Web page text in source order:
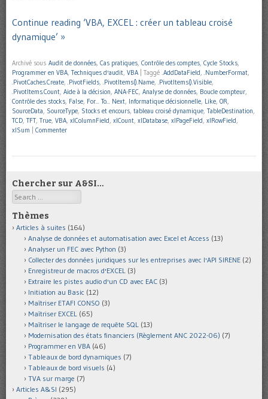
Continue reading ‘VBA, EXCEL : créer un tableau croisé
dynamique’ »
Archivé sous Audit de données Cas pratiques Contrôle des comptes Cycle Stocks
Programmer en VBA Techniques d'audit VBA Taggé .AddDataField .NumberFormat
.PivotCaches.Create
.PivotFields .PivotItems().Name .PivotItems().Visible
.PivotItems.Count Aide à la décision ANA-FEC Analyse de données Boucle compteur
Contrôle des stocks False For... To... Next Informatique décisionnelle Like OR
SourceData SourceType Stocks et encours tableau croisé dynamique TableDestination
TCD TFT True VBA xlColumnField xlCount xlDatabase xlPageField xlRowField
xlSum
Commenter
Chercher sur A&SI…
Search
Thèmes
Articles à suites (164)
Analyse de données et automatisation avec Excel et Access (13)
Analyser un FEC avec Python (3)
Collecter des données juridiques sur les entreprises avec l'API SIRENE (2)
Enregistreur de macros d'EXCEL (3)
Extraire les pistes audio d'un CD avec EAC (3)
Initiation au Basic (12)
Maîtriser ETAFI CONSO (3)
Maîtriser EXCEL (65)
Maîtriser le langage de requête SQL (13)
Modernisation des états financiers (Règlement ANC 2022-06) (7)
Programmer en VBA (46)
Tableaux de bord dynamiques (7)
Tableaux de bord visuels (4)
TVA sur marge (7)
Articles A&SI (295)